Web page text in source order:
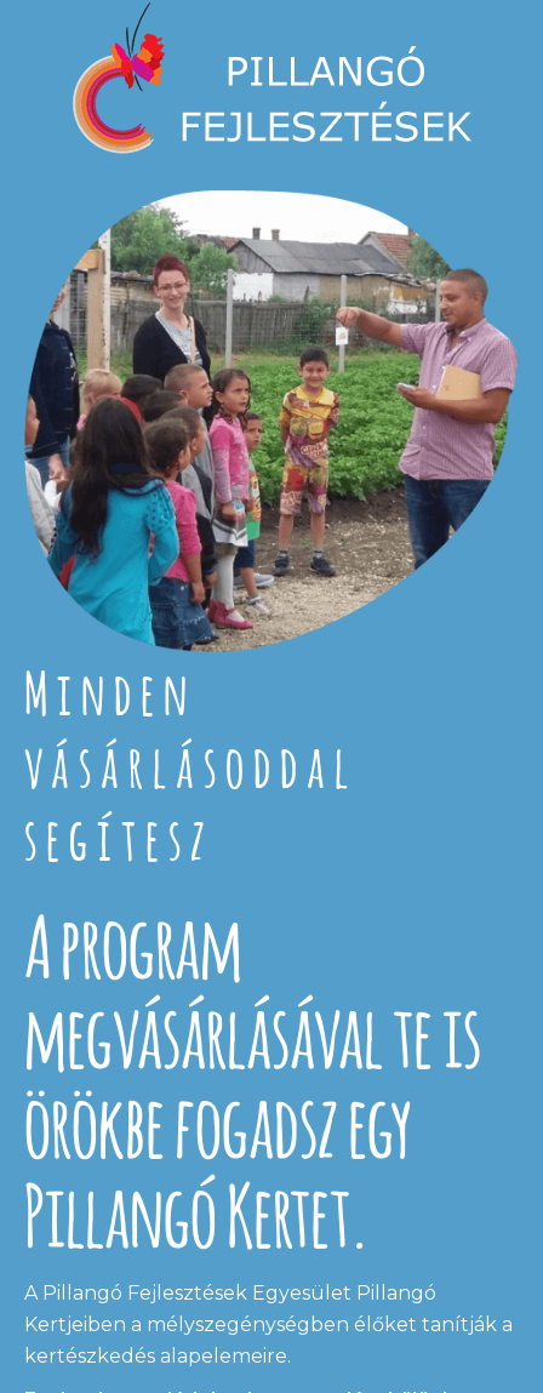
Minden
vásárlásoddal
segítesz
A program
megvásárlásával te is
örökbe fogadsz egy
Pillangó Kertet.
A Pillangó Fejlesztések Egyesület Pillangó
Kertjeiben a mélyszegénységben élőket tanítják a
kertészkedés alapelemeire.